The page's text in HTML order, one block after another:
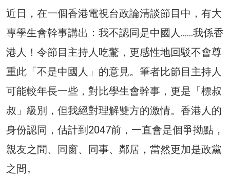
近日，在一個香港電視台政論清談節目中，有大
專學生會幹事講出：我不認同是中國人……我係香
港人！令節目主持人吃驚，更感性地回駁不會尊
重此「不是中國人」的意見。筆者比節目主持人
可能較年長一些，對比學生會幹事，更是「標叔
叔」級別，但我絕對理解雙方的激情。香港人的
身份認同，估計到2047前，一直會是個爭拗點，
親友之間、同窗、同事、鄰居，當然更加是政黨
之間。